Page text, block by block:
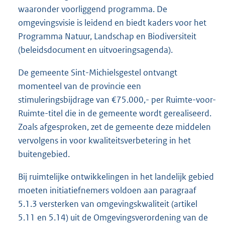
waaronder voorliggend programma. De
omgevingsvisie is leidend en biedt kaders voor het
Programma Natuur, Landschap en Biodiversiteit
(beleidsdocument en uitvoeringsagenda).
De gemeente Sint-Michielsgestel ontvangt
momenteel van de provincie een
stimuleringsbijdrage van €75.000,- per Ruimte-voor-
Ruimte-titel die in de gemeente wordt gerealiseerd.
Zoals afgesproken, zet de gemeente deze middelen
vervolgens in voor kwaliteitsverbetering in het
buitengebied.
Bij ruimtelijke ontwikkelingen in het landelijk gebied
moeten initiatiefnemers voldoen aan paragraaf
5.1.3 versterken van omgevingskwaliteit (artikel
5.11 en 5.14) uit de Omgevingsverordening van de